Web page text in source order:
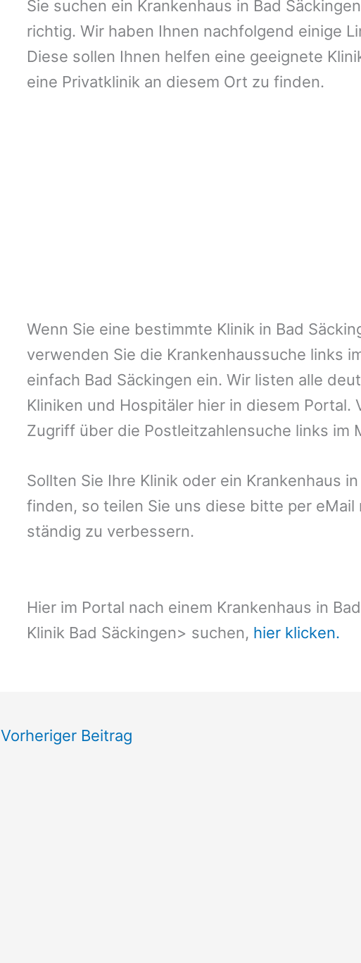
Sie suchen ein Krankenhaus in Bad
richtig. Wir haben Ihnen nachfolgend einige
Diese sollen Ihnen helfen eine geeignete
eine Privatklinik an diesem Ort zu finden.
Wenn Sie eine bestimmte Klinik in Bad
verwenden Sie die Krankenhaussuche links
einfach Bad Säckingen ein. Wir listen alle
Kliniken und Hospitäler hier in diesem Portal.
Zugriff über die Postleitzahlensuche links im
Sollten Sie Ihre Klinik oder ein Krankenhaus
finden, so teilen Sie uns diese bitte per
ständig zu verbessern.
Hier im Portal nach einem Krankenhaus in
Klinik Bad Säckingen> suchen, hier klicken.
Vorheriger Beitrag